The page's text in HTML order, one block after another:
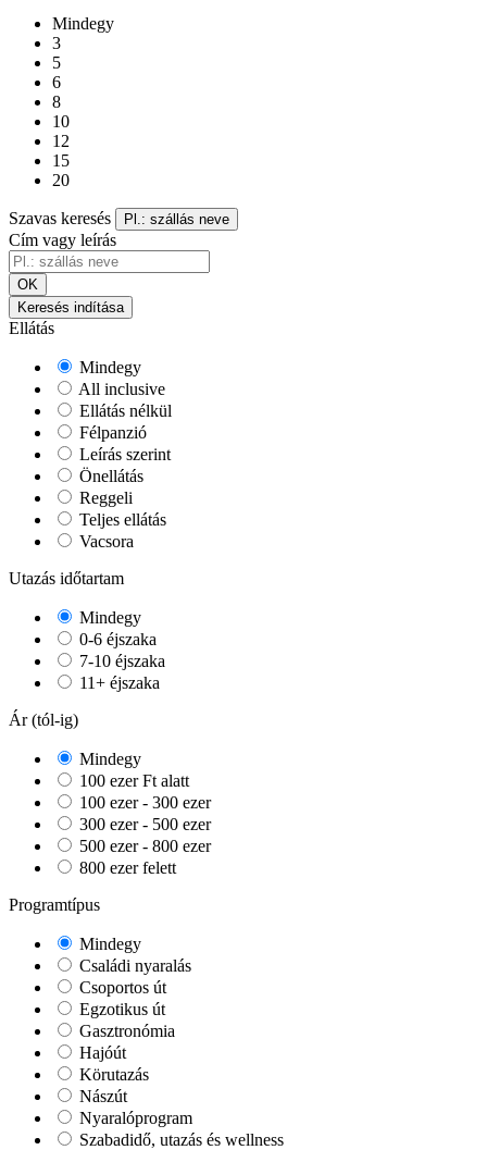
Mindegy
3
5
6
8
10
12
15
20
Szavas keresés Pl.: szállás neve
Cím vagy leírás
OK
Keresés indítása
Ellátás
Mindegy
All inclusive
Ellátás nélkül
Félpanzió
Leírás szerint
Önellátás
Reggeli
Teljes ellátás
Vacsora
Utazás időtartam
Mindegy
0-6 éjszaka
7-10 éjszaka
11+ éjszaka
Ár (tól-ig)
Mindegy
100 ezer Ft alatt
100 ezer - 300 ezer
300 ezer - 500 ezer
500 ezer - 800 ezer
800 ezer felett
Programtípus
Mindegy
Családi nyaralás
Csoportos út
Egzotikus út
Gasztronómia
Hajóút
Körutazás
Nászút
Nyaralóprogram
Szabadidő, utazás és wellness